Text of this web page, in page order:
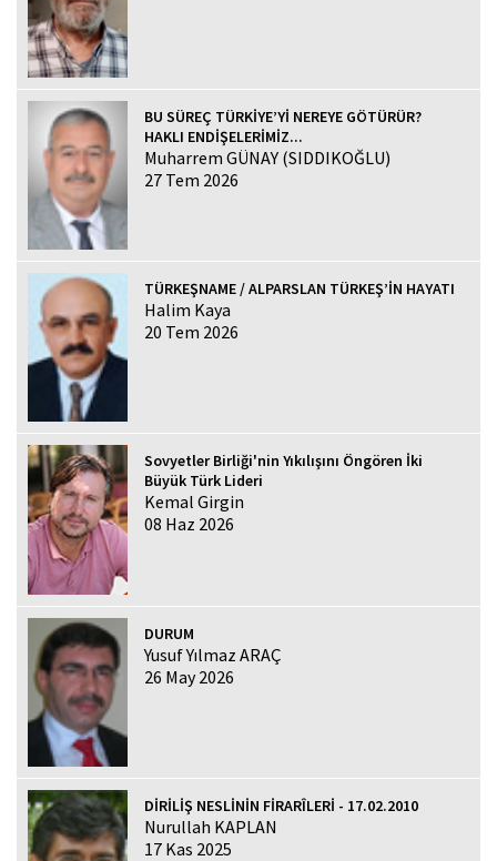
BU SÜREÇ TÜRKİYE’Yİ NEREYE GÖTÜRÜR?
HAKLI ENDİŞELERİMİZ...
Muharrem GÜNAY (SIDDIKOĞLU)
27 Tem 2026
TÜRKEŞNAME / ALPARSLAN TÜRKEŞ’İN HAYATI
Halim Kaya
20 Tem 2026
Sovyetler Birliği'nin Yıkılışını Öngören İki
Büyük Türk Lideri
Kemal Girgin
08 Haz 2026
DURUM
Yusuf Yılmaz ARAÇ
26 May 2026
DİRİLİŞ NESLİNİN FİRARÎLERİ - 17.02.2010
Nurullah KAPLAN
17 Kas 2025